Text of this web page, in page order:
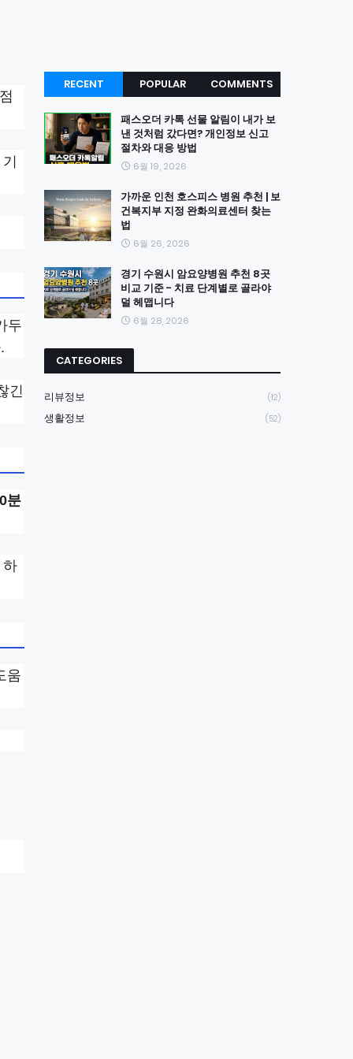
두
긴
분
하
움
RECENT POPULAR COMMENTS
패스오더 카톡 선물 알림이 내가 보
낸 것처럼 갔다면? 개인정보 신고
절차와 대응 방법
6월 19, 2026
가까운 인천 호스피스 병원 추천 | 보
건복지부 지정 완화의료센터 찾는
법
6월 26, 2026
경기 수원시 암요양병원 추천 8곳
비교 기준 - 치료 단계별로 골라야
덜 헤맵니다
6월 28, 2026
CATEGORIES
리뷰정보 (12)
생활정보 (52)